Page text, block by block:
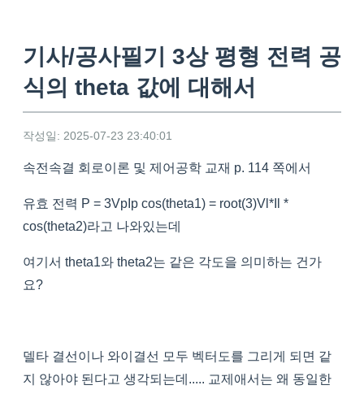
기사/공사필기 3상 평형 전력 공
식의 theta 값에 대해서
작성일: 2025-07-23 23:40:01
속전속결 회로이론 및 제어공학 교재 p. 114 쪽에서
유효 전력 P = 3VpIp cos(theta1) = root(3)Vl*Il *
cos(theta2)라고 나와있는데
여기서 theta1와 theta2는 같은 각도을 의미하는 건가
요?
델타 결선이나 와이결선 모두 벡터도를 그리게 되면 같
지 않아야 된다고 생각되는데..... 교제애서는 왜 동일한